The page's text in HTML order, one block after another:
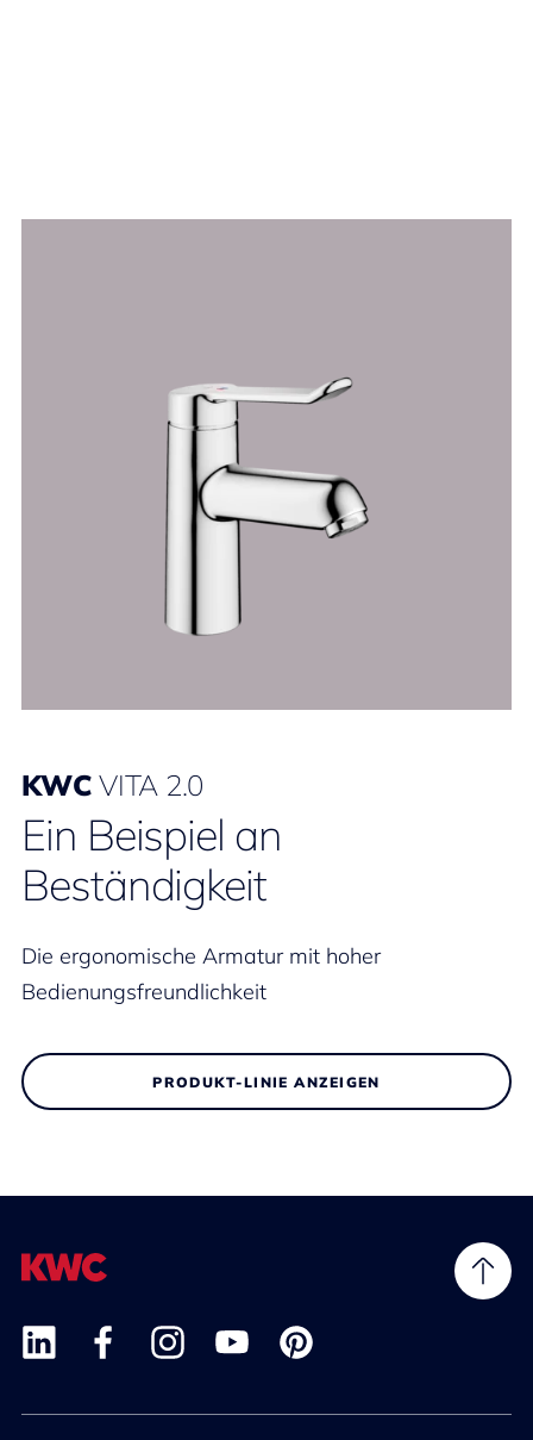
KWCVITA 2.0
Ein Beispiel an
Beständigkeit
Die ergonomische Armatur mit hoher
Bedienungsfreundlichkeit
PRODUKT-LINIE ANZEIGEN